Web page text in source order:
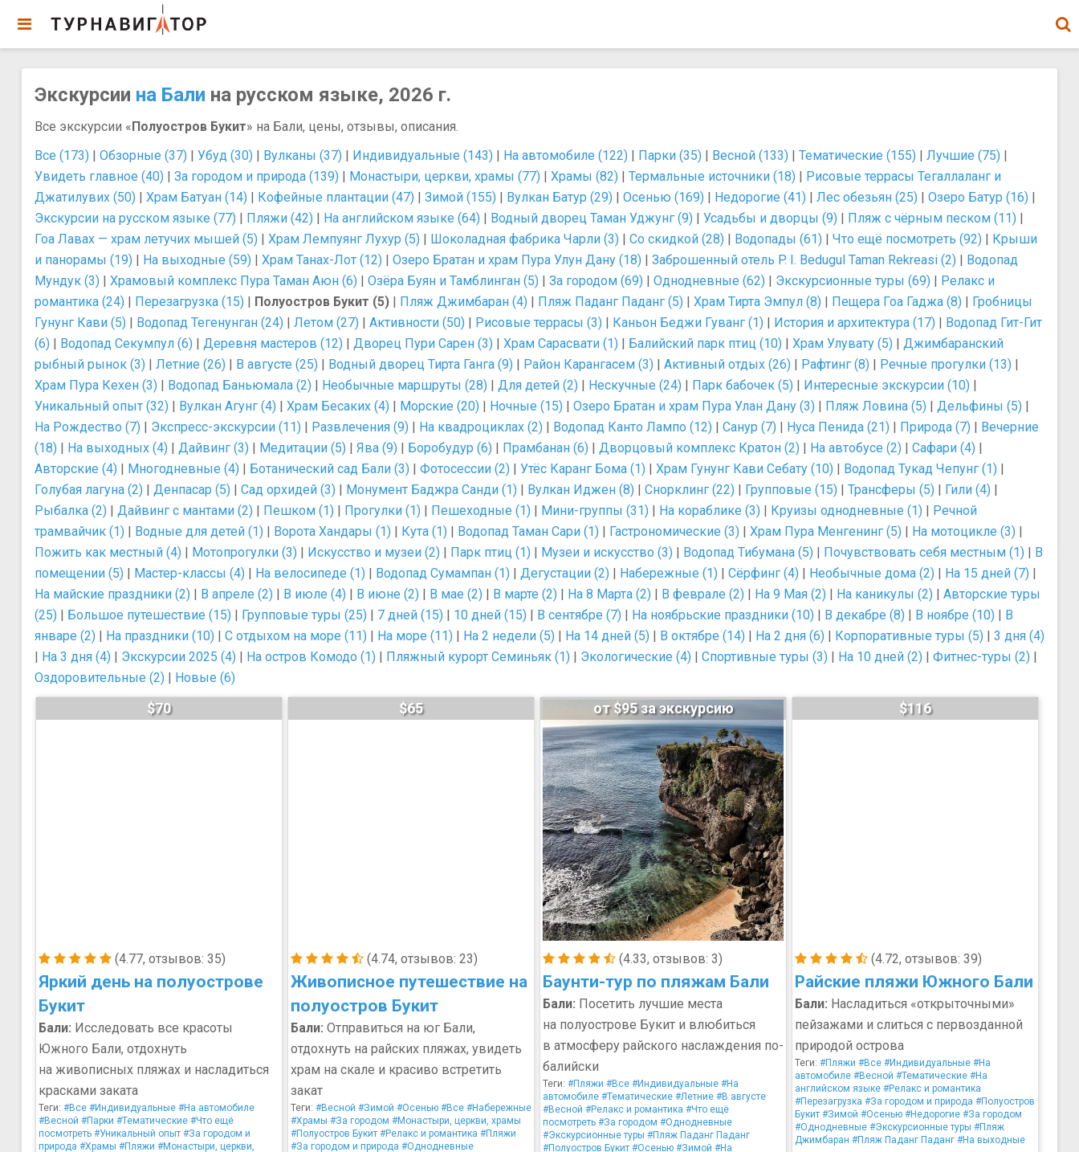
Экскурсии на Бали на русском языке, 2026 г.
Все экскурсии «Полуостров Букит» на Бали, цены, отзывы, описания.
Все (173) | Обзорные (37) | Убуд (30) | Вулканы (37) | Индивидуальные (143) | На автомобиле (122) | Парки (35) | Весной (133) | Тематические (155) | Лучшие (75) |
Увидеть главное (40) | За городом и природа (139) | Монастыри, церкви, храмы (77) | Храмы (82) | Термальные источники (18) | Рисовые террасы Тегаллаланг и
Джатилувих (50) | Храм Батуан (14) | Кофейные плантации (47) | Зимой (155) | Вулкан Батур (29) | Осенью (169) | Недорогие (41) | Лес обезьян (25) | Озеро Батур (16) |
Экскурсии на русском языке (77) | Пляжи (42) | На английском языке (64) | Водный дворец Таман Уджунг (9) | Усадьбы и дворцы (9) | Пляж с чёрным песком (11) |
Гоа Лавах — храм летучих мышей (5) | Храм Лемпуянг Лухур (5) | Шоколадная фабрика Чарли (3) | Со скидкой (28) | Водопады (61) | Что ещё посмотреть (92) | Крыши
и панорамы (19) | На выходные (59) | Храм Танах-Лот (12) | Озеро Братан и храм Пура Улун Дану (18) | Заброшенный отель P. I. Bedugul Taman Rekreasi (2) | Водопад
Мундук (3) | Храмовый комплекс Пура Таман Аюн (6) | Озёра Буян и Тамблинган (5) | За городом (69) | Однодневные (62) | Экскурсионные туры (69) | Релакс и
романтика (24) | Перезагрузка (15) | Полуостров Букит (5) | Пляж Джимбаран (4) | Пляж Паданг Паданг (5) | Храм Тирта Эмпул (8) | Пещера Гоа Гаджа (8) | Гробницы
Гунунг Кави (5) | Водопад Тегенунган (24) | Летом (27) | Активности (50) | Рисовые террасы (3) | Каньон Беджи Гуванг (1) | История и архитектура (17) | Водопад Гит-Гит
(6) | Водопад Секумпул (6) | Деревня мастеров (12) | Дворец Пури Сарен (3) | Храм Сарасвати (1) | Балийский парк птиц (10) | Храм Улувату (5) | Джимбаранский
рыбный рынок (3) | Летние (26) | В августе (25) | Водный дворец Тирта Ганга (9) | Район Карангасем (3) | Активный отдых (26) | Рафтинг (8) | Речные прогулки (13) |
Храм Пура Кехен (3) | Водопад Баньюмала (2) | Необычные маршруты (28) | Для детей (2) | Нескучные (24) | Парк бабочек (5) | Интересные экскурсии (10) |
Уникальный опыт (32) | Вулкан Агунг (4) | Храм Бесаких (4) | Морские (20) | Ночные (15) | Озеро Братан и храм Пура Улан Дану (3) | Пляж Ловина (5) | Дельфины (5) |
На Рождество (7) | Экспресс-экскурсии (11) | Развлечения (9) | На квадроциклах (2) | Водопад Канто Лампо (12) | Санур (7) | Нуса Пенида (21) | Природа (7) | Вечерние
(18) | На выходных (4) | Дайвинг (3) | Медитации (5) | Ява (9) | Боробудур (6) | Прамбанан (6) | Дворцовый комплекс Кратон (2) | На автобусе (2) | Сафари (4) |
Авторские (4) | Многодневные (4) | Ботанический сад Бали (3) | Фотосессии (2) | Утёс Каранг Бома (1) | Храм Гунунг Кави Себату (10) | Водопад Тукад Чепунг (1) |
Голубая лагуна (2) | Денпасар (5) | Сад орхидей (3) | Монумент Баджра Санди (1) | Вулкан Иджен (8) | Снорклинг (22) | Групповые (15) | Трансферы (5) | Гили (4) |
Рыбалка (2) | Дайвинг с мантами (2) | Пешком (1) | Прогулки (1) | Пешеходные (1) | Мини-группы (31) | На кораблике (3) | Круизы однодневные (1) | Речной
трамвайчик (1) | Водные для детей (1) | Ворота Хандары (1) | Кута (1) | Водопад Таман Сари (1) | Гастрономические (3) | Храм Пура Менгенинг (5) | На мотоцикле (3) |
Пожить как местный (4) | Мотопрогулки (3) | Искусство и музеи (2) | Парк птиц (1) | Музеи и искусство (3) | Водопад Тибумана (5) | Почувствовать себя местным (1) | В
помещении (5) | Мастер-классы (4) | На велосипеде (1) | Водопад Сумампан (1) | Дегустации (2) | Набережные (1) | Сёрфинг (4) | Необычные дома (2) | На 15 дней (7) |
На майские праздники (2) | В апреле (2) | В июле (4) | В июне (2) | В мае (2) | В марте (2) | На 8 Марта (2) | В феврале (2) | На 9 Мая (2) | На каникулы (2) | Авторские туры
(25) | Большое путешествие (15) | Групповые туры (25) | 7 дней (15) | 10 дней (15) | В сентябре (7) | На ноябрьские праздники (10) | В декабре (8) | В ноябре (10) | В
январе (2) | На праздники (10) | С отдыхом на море (11) | На море (11) | На 2 недели (5) | На 14 дней (5) | В октябре (14) | На 2 дня (6) | Корпоративные туры (5) | 3 дня (4)
| На 3 дня (4) | Экскурсии 2025 (4) | На остров Комодо (1) | Пляжный курорт Семиньяк (1) | Экологические (4) | Спортивные туры (3) | На 10 дней (2) | Фитнес-туры (2) |
Оздоровительные (2) | Новые (6)
(4.77, отзывов: 35)
Яркий день на полуострове
Букит
$70
Бали: Исследовать все красоты
Южного Бали, отдохнуть
на живописных пляжах и насладиться
красками заката
Теги: #Все #Индивидуальные #На автомобиле
#Весной #Парки #Тематические #Что ещё
посмотреть #Уникальный опыт #За городом и
природа #Храмы #Пляжи #Монастыри, церкви,
(4.74, отзывов: 23)
Живописное путешествие на
полуостров Букит
$65
Бали: Отправиться на юг Бали,
отдохнуть на райских пляжах, увидеть
храм на скале и красиво встретить
закат
Теги: #Весной #Зимой #Осенью #Все #Набережные
#Храмы #За городом #Монастыри, церкви, храмы
#Полуостров Букит #Релакс и романтика #Пляжи
#За городом и природа #Однодневные
(4.33, отзывов: 3)
Баунти-тур по пляжам Бали
от $95 за экскурсию
Бали: Посетить лучшие места
на полуострове Букит и влюбиться
в атмосферу райского наслаждения по-
балийски
Теги: #Пляжи #Все #Индивидуальные #На
автомобиле #Тематические #Летние #В августе
#Весной #Релакс и романтика #Что ещё
посмотреть #За городом #Однодневные
#Экскурсионные туры #Пляж Паданг Паданг
#Полуостров Букит #Осенью #Зимой #На
(4.72, отзывов: 39)
Райские пляжи Южного Бали
$116
Бали: Насладиться «открыточными»
пейзажами и слиться с первозданной
природой острова
Теги: #Пляжи #Все #Индивидуальные #На
автомобиле #Весной #Тематические #На
английском языке #Релакс и романтика
#Перезагрузка #За городом и природа #Полуостров
Букит #Зимой #Осенью #Недорогие #За городом
#Однодневные #Экскурсионные туры #Пляж
Джимбаран #Пляж Паданг Паданг #На выходные